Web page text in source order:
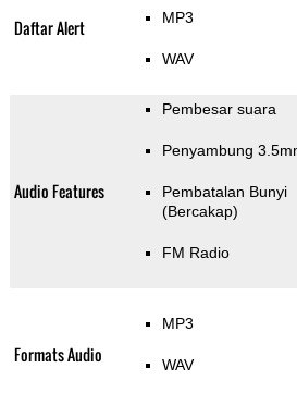
Daftar Alert MP3
WAV
Audio Features
Pembesar suara
Penyambung
Pembatalan Bunyi
(Bercakap)
FM Radio
Formats Audio
MP3
WAV